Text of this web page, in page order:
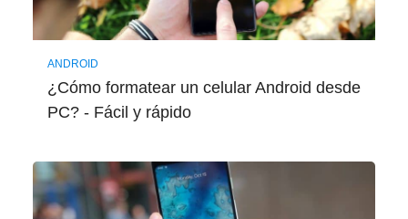
ANDROID
¿Cómo formatear un celular Android desde
PC? - Fácil y rápido